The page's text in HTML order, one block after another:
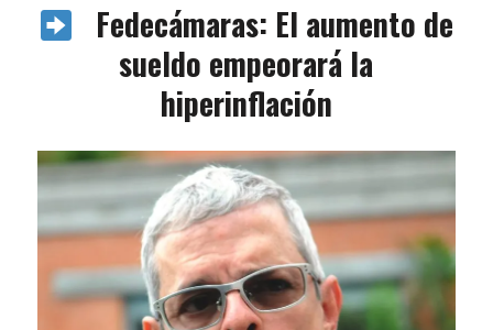
Fedecámaras: El aumento de
sueldo empeorará la
hiperinflación